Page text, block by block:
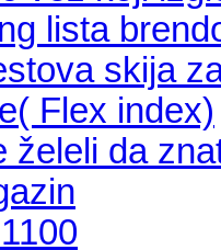
lista
skija
Flex index)
želeli da